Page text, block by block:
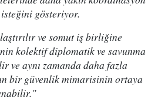
gösteriyor.
ve somut iş birliğine
kolektif diplomatik ve savunma
ve aynı zamanda daha fazla
bir güvenlik mimarisinin ortaya